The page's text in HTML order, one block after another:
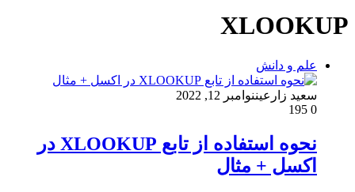
XLOOKUP
علم و دانش
سعید زارعیننوامبر 12, 2022
0
نحوه استفاده از تابع XLOOKUP در
اکسل + مثال